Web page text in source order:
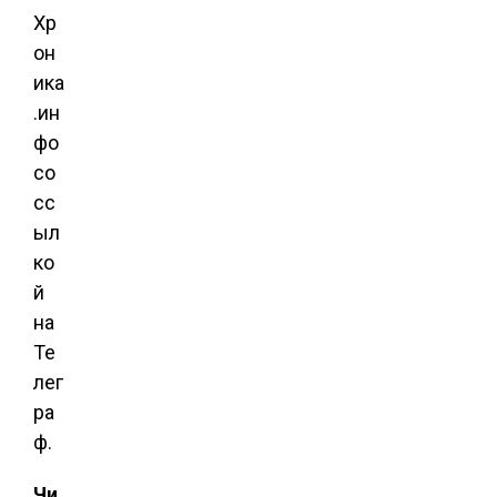
Хр
он
ика
.ин
фо
со
сс
ыл
ко
й
на
Те
лег
ра
ф.